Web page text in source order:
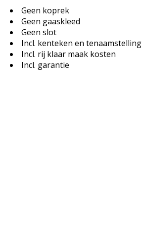
Geen koprek
Geen gaaskleed
Geen slot
Incl. kenteken en tenaamstelling
Incl. rij klaar maak kosten
Incl. garantie